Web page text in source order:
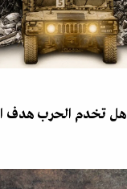
هل تخدم الحرب هدف